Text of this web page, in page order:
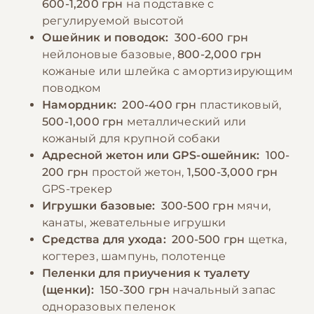
ветеринаром.
🎁 −10% на зоотовары
По промокоду E-PET
600-1,200 грн на подставке с
регулируемой высотой
Ошейник и поводок: 300-600 грн
нейлоновые базовые, 800-2,000 грн
кожаные или шлейка с амортизирующим
поводком
Намордник: 200-400 грн пластиковый,
500-1,000 грн металлический или
кожаный для крупной собаки
Адресной жетон или GPS-ошейник: 100-
200 грн простой жетон, 1,500-3,000 грн
GPS-трекер
Игрушки базовые: 300-500 грн мячи,
канаты, жевательные игрушки
Средства для ухода: 200-500 грн щетка,
когтерез, шампунь, полотенце
Пеленки для приучения к туалету
(щенки): 150-300 грн начальный запас
одноразовых пеленок